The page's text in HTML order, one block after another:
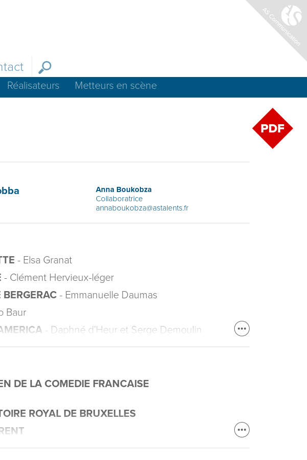
Réalisateurs Metteurs en scène
Anna Boukobza
Collaboratrice
annaboukobza@astalents.fr
- Elsa Granat
- Clément Hervieux-léger
- Emmanuelle Daumas
Baur
- Daphné d’Heur et Serge Demoulin
DE LA COMEDIE FRANCAISE
ROYAL DE BRUXELLES